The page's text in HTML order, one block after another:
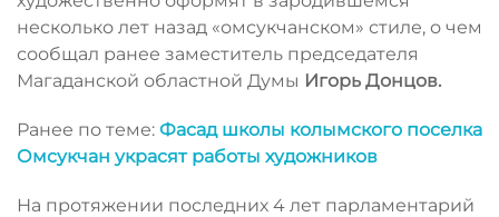
несколько лет назад «омсукчанском» стиле, о чем
сообщал ранее заместитель председателя
Магаданской областной Думы Игорь Донцов.
Ранее по теме: Фасад школы колымского поселка
Омсукчан украсят работы художников
На протяжении последних 4 лет парламентарий